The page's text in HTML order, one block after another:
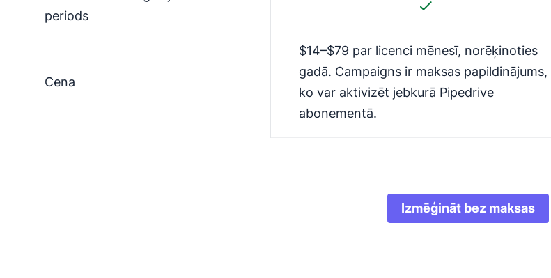
periods
Cena
$14–$79 par licenci mēnesī, norēķinoties
gadā. Campaigns ir maksas papildinājums,
ko var aktivizēt jebkurā Pipedrive
abonementā.
Izmēģināt bez maksas